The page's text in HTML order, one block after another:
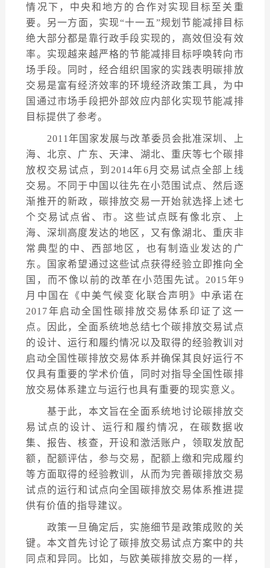
情况下，中央和地方的合作对实现目标至关重
要。另一方面，实现“十一五”规划节能减排目标
绝大部分都是靠行政手段实现的，高效但没有效
率。实现越来越严格的节能减排目标呼唤转向市
场手段。同时，经合组织国家的实践表明碳排放
交易是富有经济效率的环境经济政策工具，为中
国通过市场手段把外部效应内部化实现节能减排
目标提供了参考。
2011年国家发展与改革委员会批准深圳、上
海、北京、广东、天津、湖北、重庆等七个碳排
放权交易试点，到2014年6月交易试点全部上线
交易。不同于中国以往先在小范围试点、然后逐
渐推开的新政，碳排放交易一开始就选择上述七
个交易试点省、市。这些试点既有像北京、上
海、深圳高度发达的地区，又有像湖北、重庆非
常典型的中、西部地区，也有制造业发达的广
东。国家希望通过这些试点获得经验立即推向全
国，而不像以前的改革在小范围先试。2015年9
月中国在《中美气候变化联合声明》中承诺在
2017年启动全国性碳排放交易体系印证了这一
点。因此，全面系统地总结七个碳排放交易试点
的设计、运行和履约情况以及取得的经验教训对
启动全国性碳排放交易体系并确保其良好运行不
仅具有重要的学术价值，同时对指导全国性碳排
放交易体系建立与运行也具有重要的现实意义。
基于此，本文旨在全面系统地讨论碳排放交
易试点的设计、运行和履约情况，在碳数据收
集、报告、核查，开设和激活账户，领取发放配
额，配额评估，参与交易，配额上缴和完成履约
等方面取得的经验教训，从而为完善碳排放交易
试点的运行和试点向全国碳排放交易体系推进提
供有价值的指导建议。
政策一旦确定后，实施细节是政策成败的关
键。本文首先讨论了碳排放交易试点方案中的共
同点和异同。比如，与欧美碳排放交易的一样，